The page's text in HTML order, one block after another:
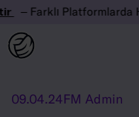
– Farklı Platformlarda
09.04.24FM Admin